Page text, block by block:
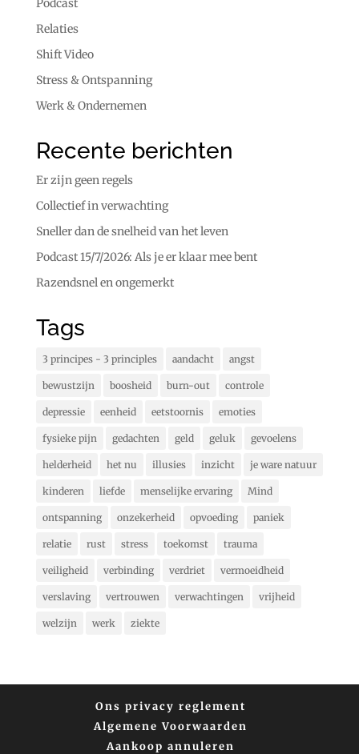
Podcast
Relaties
Shift Video
Stress & Ontspanning
Werk & Ondernemen
Recente berichten
Er zijn geen regels
Collectief in verwachting
Sneller dan de snelheid van het leven
Podcast 15/7/2026: Als je er klaar mee bent
Razendsnel en ongemerkt
Tags
3 principes - 3 principles aandacht angst
bewustzijn boosheid burn-out controle
depressie eenheid eetstoornis emoties
fysieke pijn gedachten geld geluk gevoelens
helderheid het nu illusies inzicht je ware natuur
kinderen liefde menselijke ervaring Mind
ontspanning onzekerheid opvoeding paniek
relatie rust stress toekomst trauma
veiligheid verbinding verdriet vermoeidheid
verslaving vertrouwen verwachtingen vrijheid
welzijn werk ziekte
Ons privacy reglement
Algemene Voorwaarden
Aankoop annuleren